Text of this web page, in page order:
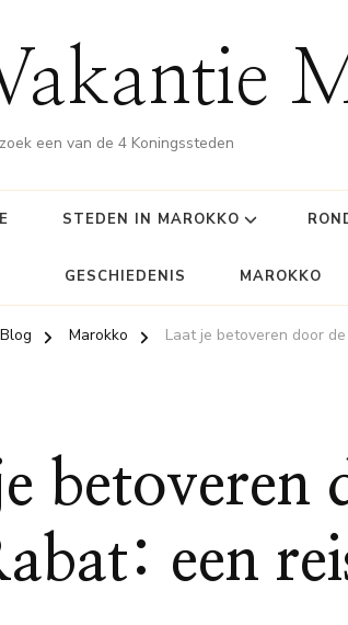
een van de 4 Koningssteden
STEDEN IN MAROKKO
GESCHIEDENIS MAROKKO
Marokko Laat je betoveren door
betoveren
een